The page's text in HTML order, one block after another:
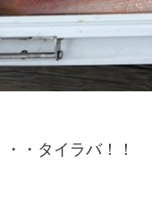
・タイラバ！！